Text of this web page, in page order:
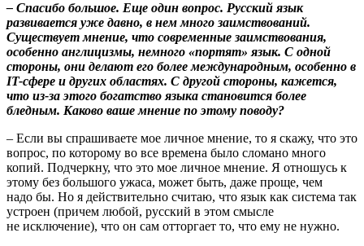
– Спасибо большое. Еще один вопрос. Русский язык
развивается уже давно, в нем много заимствований.
Существует мнение, что современные заимствования,
особенно англицизмы, немного «портят» язык. С одной
стороны, они делают его более международным, особенно в
IT-сфере и других областях. С другой стороны, кажется,
что из-за этого богатство языка становится более
бледным. Каково ваше мнение по этому поводу?
– Если вы спрашиваете мое личное мнение, то я скажу, что это
вопрос, по которому во все времена было сломано много
копий. Подчеркну, что это мое личное мнение. Я отношусь к
этому без большого ужаса, может быть, даже проще, чем
надо бы. Но я действительно считаю, что язык как система так
устроен (причем любой, русский в этом смысле
не исключение), что он сам отторгает то, что ему не нужно.